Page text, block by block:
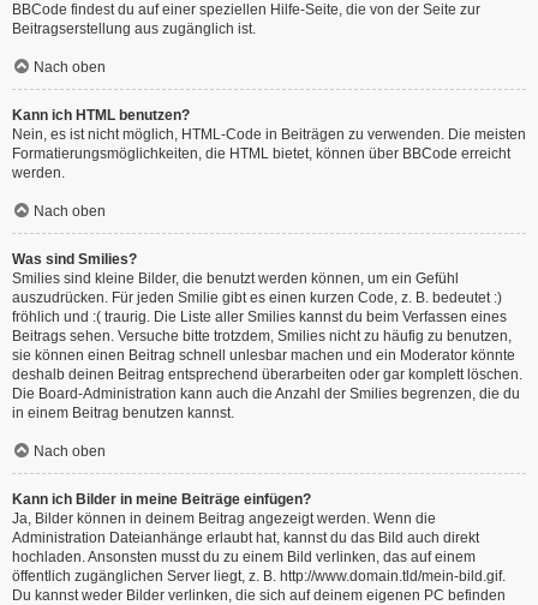
BBCode findest du auf einer speziellen Hilfe-Seite, die von der Seite zur
Beitragserstellung aus zugänglich ist.
Nach oben
Kann ich HTML benutzen?
Nein, es ist nicht möglich, HTML-Code in Beiträgen zu verwenden. Die meisten
Formatierungsmöglichkeiten, die HTML bietet, können über BBCode erreicht
werden.
Nach oben
Was sind Smilies?
Smilies sind kleine Bilder, die benutzt werden können, um ein Gefühl
auszudrücken. Für jeden Smilie gibt es einen kurzen Code, z. B. bedeutet :)
fröhlich und :( traurig. Die Liste aller Smilies kannst du beim Verfassen eines
Beitrags sehen. Versuche bitte trotzdem, Smilies nicht zu häufig zu benutzen,
sie können einen Beitrag schnell unlesbar machen und ein Moderator könnte
deshalb deinen Beitrag entsprechend überarbeiten oder gar komplett löschen.
Die Board-Administration kann auch die Anzahl der Smilies begrenzen, die du
in einem Beitrag benutzen kannst.
Nach oben
Kann ich Bilder in meine Beiträge einfügen?
Ja, Bilder können in deinem Beitrag angezeigt werden. Wenn die
Administration Dateianhänge erlaubt hat, kannst du das Bild auch direkt
hochladen. Ansonsten musst du zu einem Bild verlinken, das auf einem
öffentlich zugänglichen Server liegt, z. B. http://www.domain.tld/mein-bild.gif.
Du kannst weder Bilder verlinken, die sich auf deinem eigenen PC befinden